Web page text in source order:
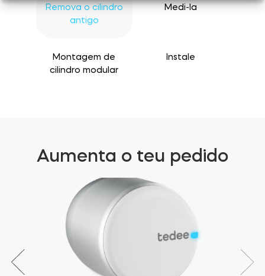
Remova o cilindro
antigo
Medi-la
Montagem de
cilindro modular
Instale
Aumenta o teu pedido